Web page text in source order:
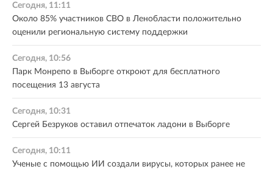
Сегодня, 11:11
Около 85% участников СВО в Ленобласти положительно
оценили региональную систему поддержки
Сегодня, 10:56
Парк Монрепо в Выборге откроют для бесплатного
посещения 13 августа
Сегодня, 10:31
Сергей Безруков оставил отпечаток ладони в Выборге
Сегодня, 10:11
Ученые с помощью ИИ создали вирусы, которых ранее не